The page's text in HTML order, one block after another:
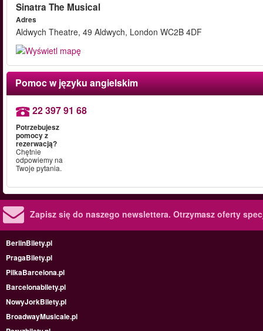
Sinatra The Musical
Adres
Aldwych Theatre, 49 Aldwych, London WC2B 4DF
Pomoc w języku angielskim
22 397 91 68
Potrzebujesz
pomocy z
rezerwacją?
Chętnie
odpowiemy na
Twoje pytania.
Zapisz się do naszego newslettera. Otrzymasz oferty
BerlinBilety.pl
PragaBilety.pl
PilkaBarcelona.pl
Barcelonabilety.pl
NowyJorkBilety.pl
BroadwayMusicale.pl